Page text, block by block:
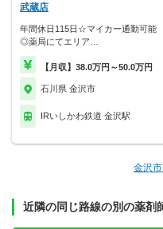
武蔵店
年間休日115日☆マイカー通勤可能
◎薬局にてエリア…
【月収】38.0万円～50.0万円
石川県 金沢市
IRいしかわ鉄道 金沢駅
金沢
近隣の同じ路線の別の薬剤